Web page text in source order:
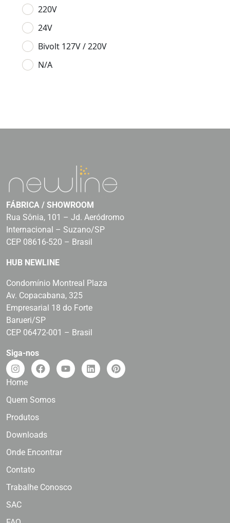
220V
24V
Bivolt 127V / 220V
N/A
FÁBRICA / SHOWROOM
Rua Sônia, 101 – Jd. Aeródromo
Internacional – Suzano/SP
CEP 08616-520 – Brasil
HUB NEWLINE
Condomínio Montreal Plaza
Av. Copacabana, 325
Empresarial 18 do Forte
Barueri/SP
CEP 06472-001 – Brasil
Siga-nos
Home
Quem Somos
Produtos
Downloads
Onde Encontrar
Contato
Trabalhe Conosco
SAC